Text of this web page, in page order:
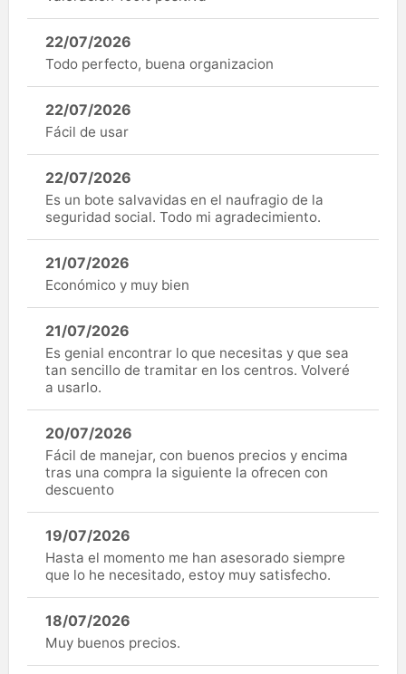
22/07/2026
Todo perfecto, buena organizacion
22/07/2026
Fácil de usar
22/07/2026
Es un bote salvavidas en el naufragio de la
seguridad social. Todo mi agradecimiento.
21/07/2026
Económico y muy bien
21/07/2026
Es genial encontrar lo que necesitas y que sea
tan sencillo de tramitar en los centros. Volveré
a usarlo.
20/07/2026
Fácil de manejar, con buenos precios y encima
tras una compra la siguiente la ofrecen con
descuento
19/07/2026
Hasta el momento me han asesorado siempre
que lo he necesitado, estoy muy satisfecho.
18/07/2026
Muy buenos precios.